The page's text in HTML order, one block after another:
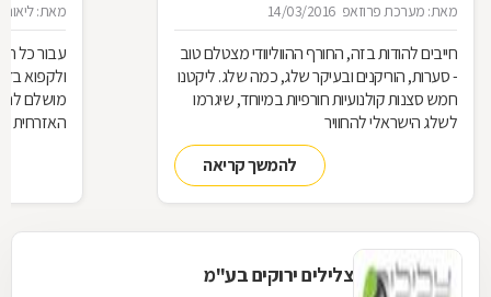
מאת: מערכת פרוזאפ 14/03/2016
חייבים להודות בזה, החורף ההווליוודי מצטלם טוב
- סערות, הוריקנים ובעיקר שלג, כמה שלג. ליקטנו
חמש סצנות קולנועיות חורפיות במיוחד, שיגרמו
לשלג הישראלי להחוויר
להמשך קריאה
מאת: ליאור
עבור כל
ולקפוא
מושלם
האזרחית
צלילים ירוקים בע"מ